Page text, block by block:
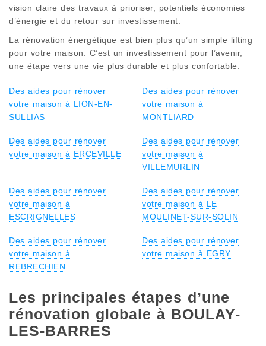
vision claire des travaux à prioriser, potentiels économies
d’énergie et du retour sur investissement.
La rénovation énergétique est bien plus qu’un simple lifting
pour votre maison. C’est un investissement pour l’avenir,
une étape vers une vie plus durable et plus confortable.
Des aides pour rénover
votre maison à LION-EN-
SULLIAS
Des aides pour rénover
votre maison à
MONTLIARD
Des aides pour rénover
votre maison à ERCEVILLE
Des aides pour rénover
votre maison à
VILLEMURLIN
Des aides pour rénover
votre maison à
ESCRIGNELLES
Des aides pour rénover
votre maison à LE
MOULINET-SUR-SOLIN
Des aides pour rénover
votre maison à
REBRECHIEN
Des aides pour rénover
votre maison à EGRY
Les principales étapes d’une
rénovation globale à BOULAY-
LES-BARRES